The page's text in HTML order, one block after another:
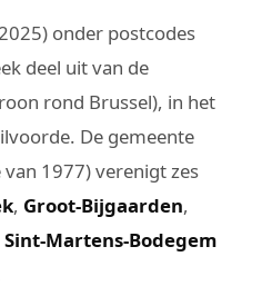
onder postcodes
deel uit van de
rond Brussel), in het
De gemeente
1977) verenigt zes
, Groot-Bijgaarden,
Sint-Martens-Bodegem